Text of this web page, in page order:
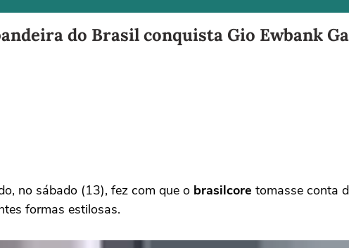
do Brasil conquista Gio Ewbank
no sábado (13), fez com que o brasilcore tomasse conta
formas estilosas.